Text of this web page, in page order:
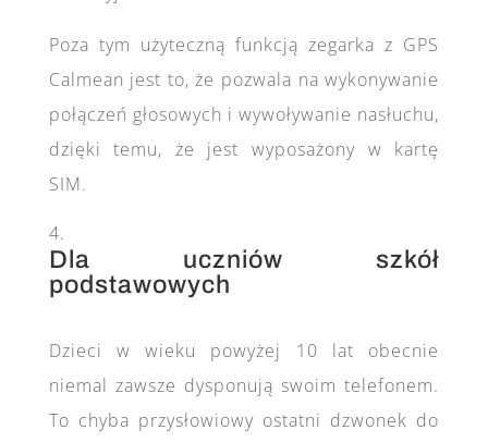
Poza tym użyteczną funkcją zegarka z GPS
Calmean jest to, że pozwala na wykonywanie
połączeń głosowych i wywoływanie nasłuchu,
dzięki temu, że jest wyposażony w kartę
SIM.
Dla uczniów szkół
podstawowych
Dzieci w wieku powyżej 10 lat obecnie
niemal zawsze dysponują swoim telefonem.
To chyba przysłowiowy ostatni dzwonek do